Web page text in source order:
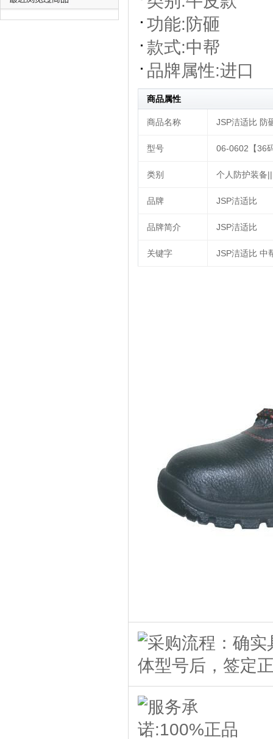
功能:防砸
款式:中帮
品牌属性:进口
商品属性
商品名称 JSP洁适比 防
型号 06-0602【36
类别 个人防护装备
品牌 JSP洁适比
品牌简介 JSP洁适比
关键字 JSP洁适比 中